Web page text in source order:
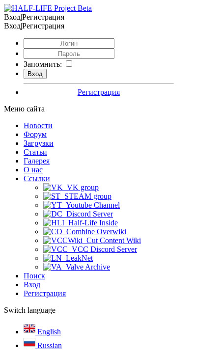
Вход|Регистрация
Вход|Регистрация
Запомнить:
Регистрация
Меню сайта
Новости
Форум
Загрузки
Статьи
Галерея
О нас
Ссылки
VK group
STEAM group
Youtube Channel
Discord Server
Half-Life Inside
Combine Overwiki
Cut Content Wiki
VCC Discord Server
LeakNet
Valve Archive
Поиск
Вход
Регистрация
Switch language
English
Russian